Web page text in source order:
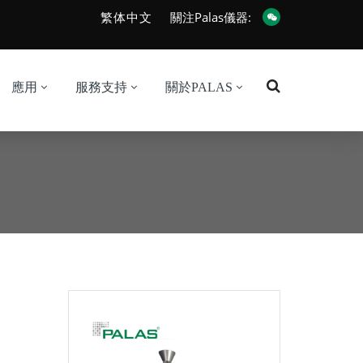
繁体中文 關注Palas儀器:
應用 服務支持 關於PALAS